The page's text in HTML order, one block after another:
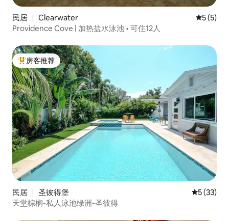
民居 ｜ Clearwater 平均评分
5 (5)
Providence Cove | 加热盐水泳池 • 可住12人
热门「房客推荐」
房客推荐
民居 ｜ 圣彼得堡 平均评分
5 (33)
天堂棕榈-私人泳池绿洲-圣彼得